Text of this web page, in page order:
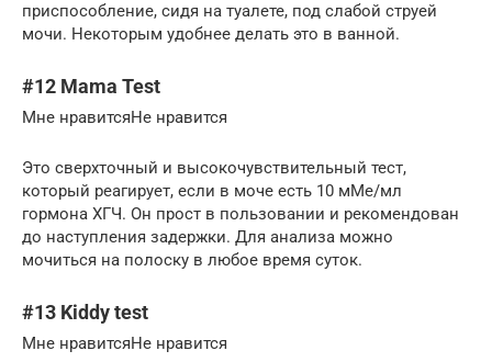
приспособление, сидя на туалете, под слабой струей
мочи. Некоторым удобнее делать это в ванной.
#12 Mama Test
Мне нравитсяНе нравится
Это сверхточный и высокочувствительный тест,
который реагирует, если в моче есть 10 мМе/мл
гормона ХГЧ. Он прост в пользовании и рекомендован
до наступления задержки. Для анализа можно
мочиться на полоску в любое время суток.
#13 Kiddy test
Мне нравитсяНе нравится